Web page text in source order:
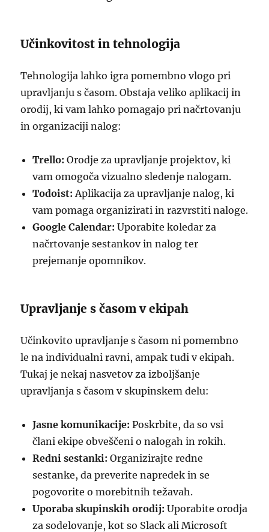
Učinkovitost in tehnologija
Tehnologija lahko igra pomembno vlogo pri
upravljanju s časom. Obstaja veliko aplikacij in
orodij, ki vam lahko pomagajo pri načrtovanju
in organizaciji nalog:
Trello: Orodje za upravljanje projektov, ki
vam omogoča vizualno sledenje nalogam.
Todoist: Aplikacija za upravljanje nalog, ki
vam pomaga organizirati in razvrstiti naloge.
Google Calendar: Uporabite koledar za
načrtovanje sestankov in nalog ter
prejemanje opomnikov.
Upravljanje s časom v ekipah
Učinkovito upravljanje s časom ni pomembno
le na individualni ravni, ampak tudi v ekipah.
Tukaj je nekaj nasvetov za izboljšanje
upravljanja s časom v skupinskem delu:
Jasne komunikacije: Poskrbite, da so vsi
člani ekipe obveščeni o nalogah in rokih.
Redni sestanki: Organizirajte redne
sestanke, da preverite napredek in se
pogovorite o morebitnih težavah.
Uporaba skupinskih orodij: Uporabite orodja
za sodelovanje, kot so Slack ali Microsoft